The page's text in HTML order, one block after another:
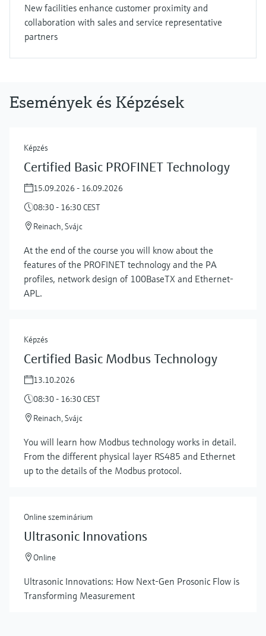
Show more
New facilities enhance customer proximity and
collaboration with sales and service representative
partners
Események és Képzések
Képzés
Certified Basic PROFINET Technology
15.09.2026 - 16.09.2026
08:30 - 16:30 CEST
Reinach, Svájc
At the end of the course you will know about the
features of the PROFINET technology and the PA
profiles, network design of 100BaseTX and Ethernet-
APL.
Képzés
Certified Basic Modbus Technology
13.10.2026
08:30 - 16:30 CEST
Reinach, Svájc
You will learn how Modbus technology works in detail.
From the different physical layer RS485 and Ethernet
up to the details of the Modbus protocol.
Online szeminárium
Ultrasonic Innovations
Online
Ultrasonic Innovations: How Next-Gen Prosonic Flow is
Transforming Measurement